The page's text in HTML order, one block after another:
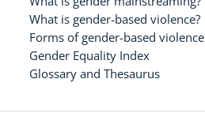
What is gender-based violence?
Forms of gender-based violence
Gender Equality Index
Glossary and Thesaurus